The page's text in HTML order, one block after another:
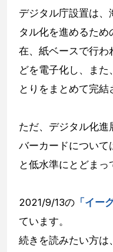
デジタル庁設置は、
タル化を進めるた
在、紙ベースで行わ
どを電子化し、また
とりをまとめて完結
ただ、デジタル化進
バーカードについて
と低水準にとどまっ
2021/9/13の 「イー
ています。
続きを読みたい方は、